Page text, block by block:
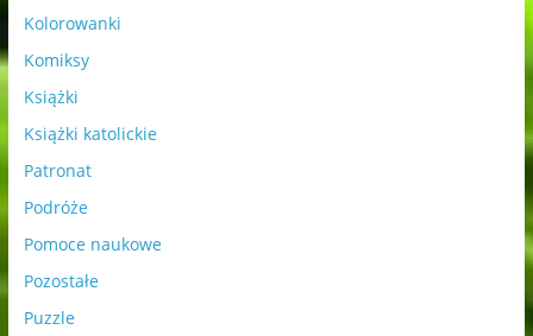
Kolorowanki
Komiksy
Książki
Książki katolickie
Patronat
Podróże
Pomoce naukowe
Pozostałe
Puzzle